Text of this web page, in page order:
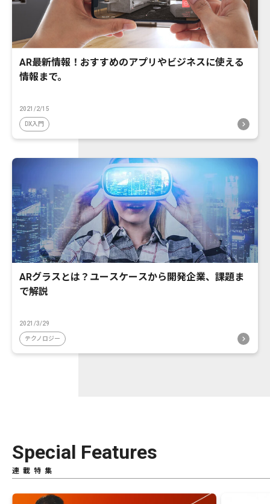
AR最新情報！おすすめのアプリやビジネスに使える
情報まで。
2021/2/15
DX入門
ARグラスとは？ユースケースから開発企業、課題ま
で解説
2021/3/29
テクノロジー
Special Features
連載特集